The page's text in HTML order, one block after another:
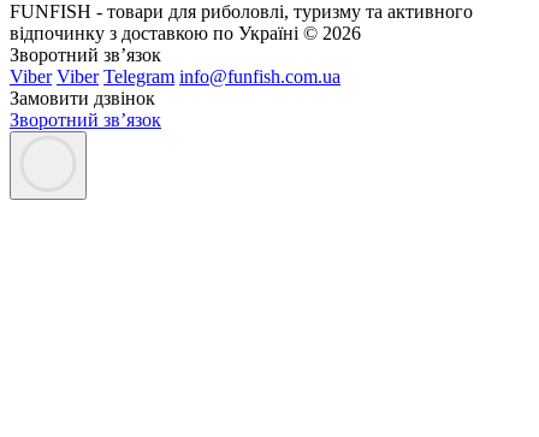
FUNFISH - товари для риболовлі, туризму та активного
відпочинку з доставкою по Україні © 2026
Зворотний зв’язок
Viber Viber Telegram info@funfish.com.ua
Замовити дзвінок
Зворотний зв’язок